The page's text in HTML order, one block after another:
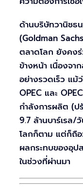
ด้านบริษัทวานิชธ
(Goldman
ตลาดโลก ยังคง
ข้างหน้า เนื่องจ
อย่างรวดเร็ว แม้
OPEC และ
กำลังการผลิต (ป
9.7 ล้านบาร์เรล/
โลกก็ตาม แต่ก็ถื
ผลกระทบของอุ
ในช่วงที่ผ่านมา